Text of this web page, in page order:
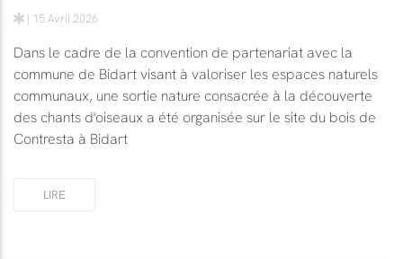
| 15 Avril 2026
Dans le cadre de la convention de partenariat avec la
commune de Bidart visant à valoriser les espaces naturels
communaux, une sortie nature consacrée à la découverte
des chants d'oiseaux a été organisée sur le site du bois de
Contresta à Bidart
LIRE